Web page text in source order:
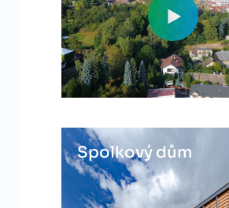
Spolkový dům